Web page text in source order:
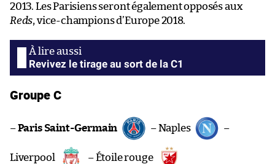
2013. Les Parisiens seront également opposés aux
Reds, vice-champions d’Europe 2018.
Revivez le tirage au sort de la C1
Groupe C
–Paris Saint-Germain – Naples –
Liverpool – Étoile rouge